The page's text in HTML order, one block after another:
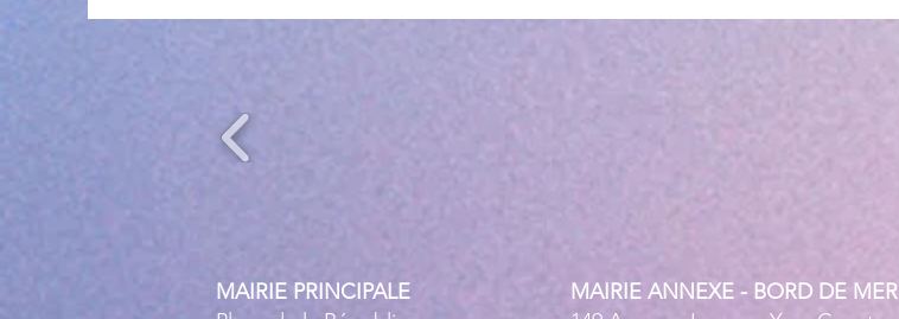
Villeneuve Loubet ! ☀️🎤
MAIRIE PRINCIPALE
MAIRIE ANNEXE - BORD DE MER